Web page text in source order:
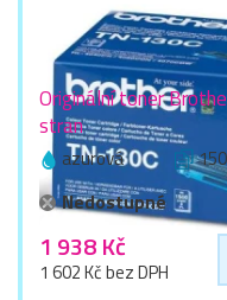
Originální toner
stran
azurová
Nedostupné
1 938 Kč
1 602 Kč bez DPH